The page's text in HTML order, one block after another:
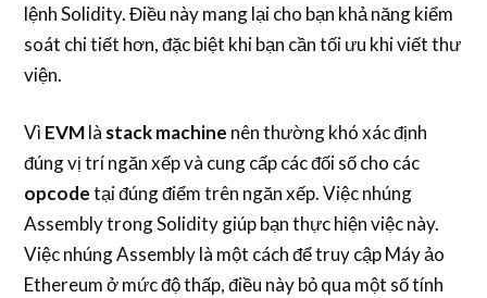
lệnh Solidity. Điều này mang lại cho bạn khả năng kiểm
soát chi tiết hơn, đặc biệt khi bạn cần tối ưu khi viết thư
viện.
Vì EVMlà stack machine nên thường khó xác định
đúng vị trí ngăn xếp và cung cấp các đối số cho các
opcodetại đúng điểm trên ngăn xếp. Việc nhúng
Assembly trong Solidity giúp bạn thực hiện việc này.
Việc nhúng Assembly là một cách để truy cập Máy ảo
Ethereum ở mức độ thấp, điều này bỏ qua một số tính